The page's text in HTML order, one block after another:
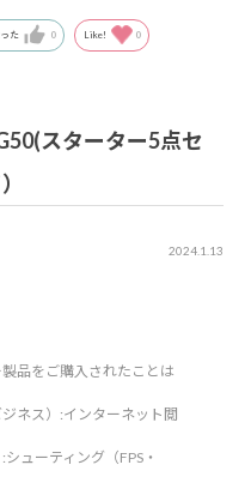
た 0 Like! 0
スターター5点セ
2024.1.13
品をご購入されたことは
ネス）:インターネット閲
シューティング（FPS・